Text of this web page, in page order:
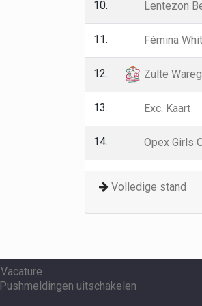
10. Lentezon
11. Fémina
12. Zulte
13. Exc. Kaart
14. Opex Girls
Volledige stand
Vacature
Pushmeldingen uitschakelen